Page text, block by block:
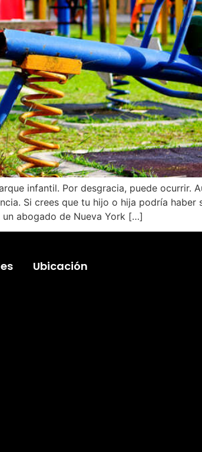
infantil. Por desgracia, puede ocurrir.
Si crees que tu hijo o hija podría haber
abogado de Nueva York […]
Ubicación